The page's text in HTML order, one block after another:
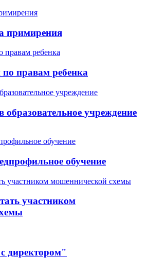
примирения
правам ребенка
учреждение
обучение
участником
директором"